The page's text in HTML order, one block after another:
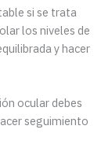
si se trata
los niveles de
y hacer
ocular debes
seguimiento